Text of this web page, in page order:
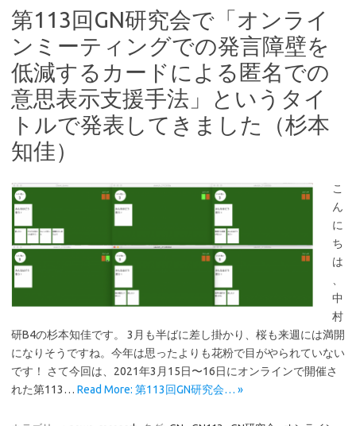
第113回GN研究会で「オンライ
ンミーティングでの発言障壁を
低減するカードによる匿名での
意思表示支援手法」というタイ
トルで発表してきました（杉本
知佳）
こ
ん
に
ち
は
中
村
研B4の杉本知佳です。 3月も半ばに差し掛かり、桜も来週には満開
になりそうですね。今年は思ったよりも花粉で目がやられていない
です！ さて今回は、2021年3月15日〜16日にオンラインで開催さ
れた第113… Read More: 第113回GN研究会… »